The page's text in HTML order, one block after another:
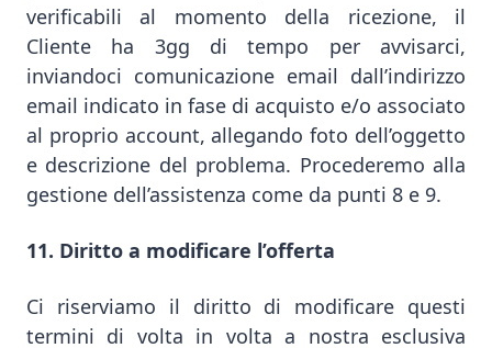
verificabili al momento della ricezione, il
Cliente ha 3gg di tempo per avvisarci,
inviandoci comunicazione email dall’indirizzo
email indicato in fase di acquisto e/o associato
al proprio account, allegando foto dell’oggetto
e descrizione del problema. Procederemo alla
gestione dell’assistenza come da punti 8 e 9.
11. Diritto a modificare l’offerta
Ci riserviamo il diritto di modificare questi
termini di volta in volta a nostra esclusiva